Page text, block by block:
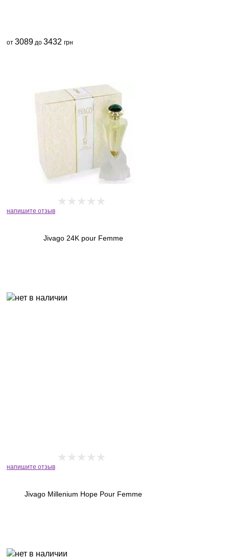
от 3089 до 3432 грн
напишите отзыв
Jivago 24K pour Femme
напишите отзыв
Jivago Millenium Hope Pour Femme